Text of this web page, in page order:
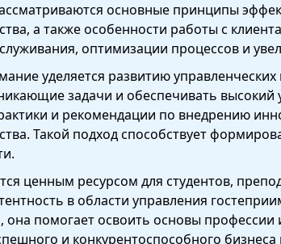
основные принципы
а также особенности работы с
оптимизации процессов и
уделяется развитию
задачи и обеспечивать высокий
и рекомендации по внедрению
Такой подход способствует
ценным ресурсом для студентов,
в области управления
она помогает освоить основы
и конкурентоспособного бизнеса